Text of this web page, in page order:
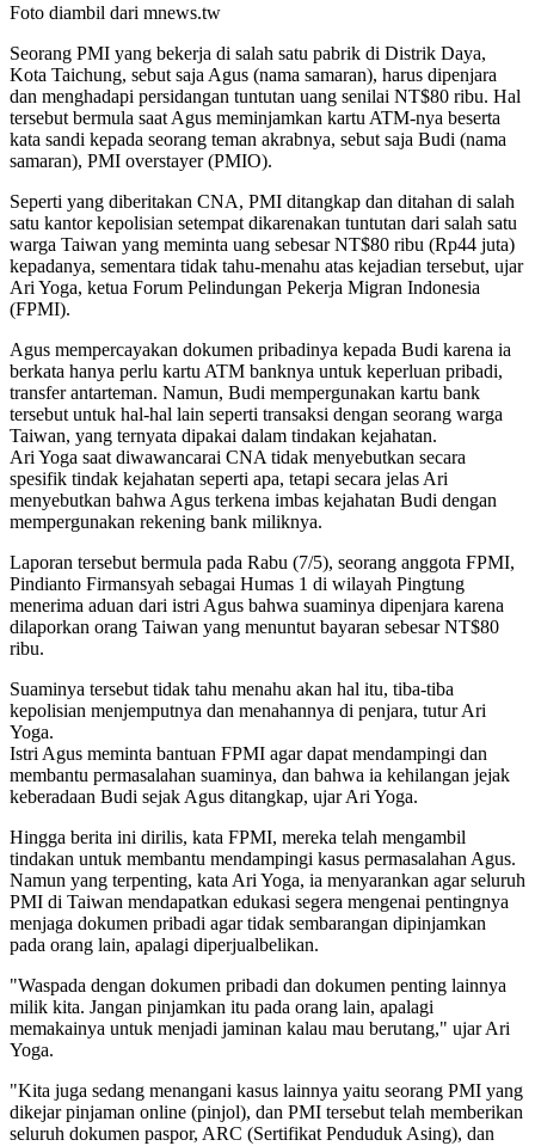
Foto diambil dari mnews.tw
Seorang PMI yang bekerja di salah satu pabrik di Distrik Daya,
Kota Taichung, sebut saja Agus (nama samaran), harus dipenjara
dan menghadapi persidangan tuntutan uang senilai NT$80 ribu. Hal
tersebut bermula saat Agus meminjamkan kartu ATM-nya beserta
kata sandi kepada seorang teman akrabnya, sebut saja Budi (nama
samaran), PMI overstayer (PMIO).
Seperti yang diberitakan CNA, PMI ditangkap dan ditahan di salah
satu kantor kepolisian setempat dikarenakan tuntutan dari salah satu
warga Taiwan yang meminta uang sebesar NT$80 ribu (Rp44 juta)
kepadanya, sementara tidak tahu-menahu atas kejadian tersebut, ujar
Ari Yoga, ketua Forum Pelindungan Pekerja Migran Indonesia
(FPMI).
Agus mempercayakan dokumen pribadinya kepada Budi karena ia
berkata hanya perlu kartu ATM banknya untuk keperluan pribadi,
transfer antarteman. Namun, Budi mempergunakan kartu bank
tersebut untuk hal-hal lain seperti transaksi dengan seorang warga
Taiwan, yang ternyata dipakai dalam tindakan kejahatan.
Ari Yoga saat diwawancarai CNA tidak menyebutkan secara
spesifik tindak kejahatan seperti apa, tetapi secara jelas Ari
menyebutkan bahwa Agus terkena imbas kejahatan Budi dengan
mempergunakan rekening bank miliknya.
Laporan tersebut bermula pada Rabu (7/5), seorang anggota FPMI,
Pindianto Firmansyah sebagai Humas 1 di wilayah Pingtung
menerima aduan dari istri Agus bahwa suaminya dipenjara karena
dilaporkan orang Taiwan yang menuntut bayaran sebesar NT$80
ribu.
Suaminya tersebut tidak tahu menahu akan hal itu, tiba-tiba
kepolisian menjemputnya dan menahannya di penjara, tutur Ari
Yoga.
Istri Agus meminta bantuan FPMI agar dapat mendampingi dan
membantu permasalahan suaminya, dan bahwa ia kehilangan jejak
keberadaan Budi sejak Agus ditangkap, ujar Ari Yoga.
Hingga berita ini dirilis, kata FPMI, mereka telah mengambil
tindakan untuk membantu mendampingi kasus permasalahan Agus.
Namun yang terpenting, kata Ari Yoga, ia menyarankan agar seluruh
PMI di Taiwan mendapatkan edukasi segera mengenai pentingnya
menjaga dokumen pribadi agar tidak sembarangan dipinjamkan
pada orang lain, apalagi diperjualbelikan.
"Waspada dengan dokumen pribadi dan dokumen penting lainnya
milik kita. Jangan pinjamkan itu pada orang lain, apalagi
memakainya untuk menjadi jaminan kalau mau berutang," ujar Ari
Yoga.
"Kita juga sedang menangani kasus lainnya yaitu seorang PMI yang
dikejar pinjaman online (pinjol), dan PMI tersebut telah memberikan
seluruh dokumen paspor, ARC (Sertifikat Penduduk Asing), dan